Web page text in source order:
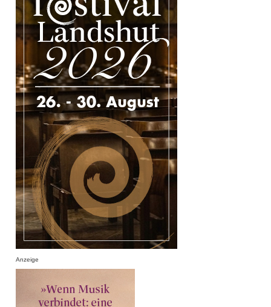
Anzeige